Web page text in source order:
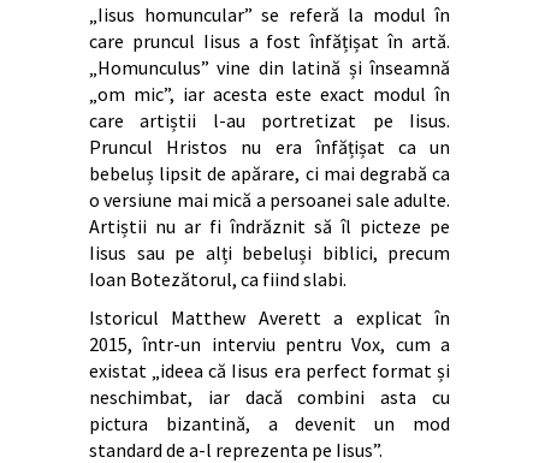
„Iisus homuncular” se referă la modul în
care pruncul Iisus a fost înfățișat în artă.
„Homunculus” vine din latină și înseamnă
„om mic”, iar acesta este exact modul în
care artiștii l-au portretizat pe Iisus.
Pruncul Hristos nu era înfățișat ca un
bebeluș lipsit de apărare, ci mai degrabă ca
o versiune mai mică a persoanei sale adulte.
Artiștii nu ar fi îndrăznit să îl picteze pe
Iisus sau pe alți bebeluși biblici, precum
Ioan Botezătorul, ca fiind slabi.
Istoricul Matthew Averett a explicat în
2015, într-un interviu pentru Vox, cum a
existat „ideea că Iisus era perfect format și
neschimbat, iar dacă combini asta cu
pictura bizantină, a devenit un mod
standard de a-l reprezenta pe Iisus”.